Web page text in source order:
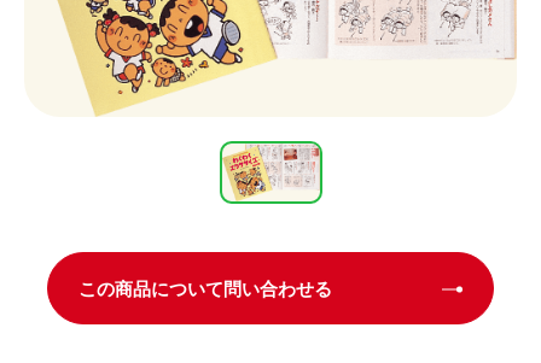
この商品について問い合わせる